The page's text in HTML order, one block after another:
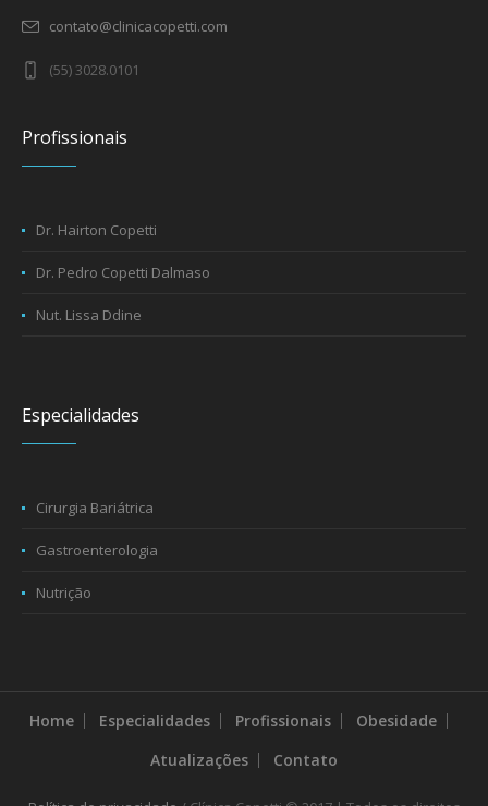
contato@clinicacopetti.com
(55) 3028.0101
Profissionais
Dr. Hairton Copetti
Dr. Pedro Copetti Dalmaso
Nut. Lissa Ddine
Especialidades
Cirurgia Bariátrica
Gastroenterologia
Nutrição
Home Especialidades Profissionais
Obesidade
Atualizações
Contato